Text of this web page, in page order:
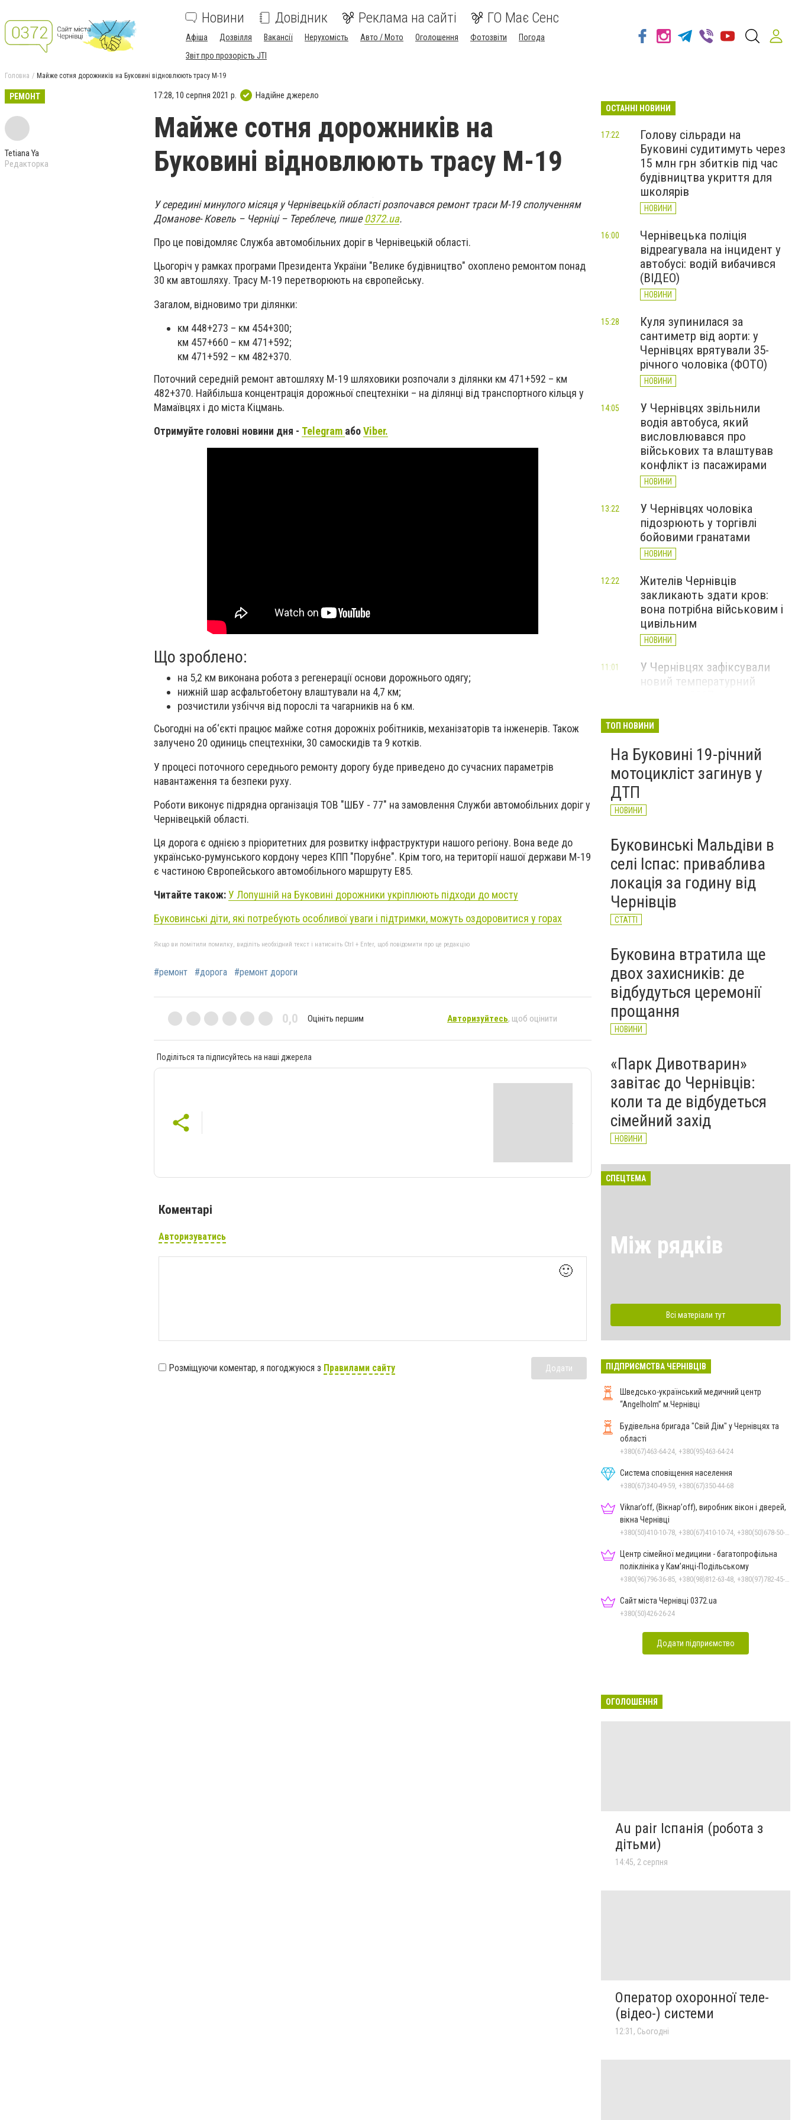
Новини Довідник Реклама на сайті ГО Має Сенс
Афіша Дозвілля Вакансії Нерухомість Авто / Мото Оголошення Фотозвіти
Погода
Звіт про прозорість JTI
Головна Майже сотня дорожників на Буковині відновлюють трасу М-19
РЕМОНТ
Tetiana Ya
Редакторка
17:28, 10 серпня 2021 р. Надійне джерело
Майже сотня дорожників на
Буковині відновлюють трасу М-19
У середині минулого місяця у Чернівецькій області розпочався ремонт траси М-19 сполученням
Доманове- Ковель – Черніці – Тереблече, пише0372.ua.
Про це повідомляє Служба автомобільних доріг в Чернівецькій області.
Цьогоріч у рамках програми Президента України "Велике будівництво" охоплено ремонтом понад
30 км автошляху. Трасу М-19 перетворюють на європейську.
Загалом, відновимо три ділянки:
км 448+273 – км 454+300;
км 457+660 – км 471+592;
км 471+592 – км 482+370.
Поточний середній ремонт автошляху М-19 шляховики розпочали з ділянки км 471+592 – км
482+370. Найбільша концентрація дорожньої спецтехніки – на ділянці від транспортного кільця у
Мамаївцях і до міста Кіцмань.
Отримуйте головні новини дня - Telegram абоViber.
Що зроблено:
на 5,2 км виконана робота з регенерації основи дорожнього одягу;
нижній шар асфальтобетону влаштували на 4,7 км;
розчистили узбіччя від порослі та чагарників на 6 км.
Сьогодні на об‘єкті працює майже сотня дорожніх робітників, механізаторів та інженерів. Також
залучено 20 одиниць спецтехніки, 30 самоскидів та 9 котків.
У процесі поточного середнього ремонту дорогу буде приведено до сучасних параметрів
навантаження та безпеки руху.
Роботи виконує підрядна організація ТОВ "ШБУ - 77" на замовлення Служби автомобільних доріг у
Чернівецькій області.
Ця дорога є однією з пріоритетних для розвитку інфраструктури нашого регіону. Вона веде до
українсько-румунського кордону через КПП "Порубне". Крім того, на території нашої держави М-19
є частиною Європейського автомобільного маршруту Е85.
Читайте також:У Лопушній на Буковині дорожники укріплюють підходи до мосту
Буковинські діти, які потребують особливої уваги і підтримки, можуть оздоровитися у горах
Якщо ви помітили помилку, виділіть необхідний текст і натисніть Ctrl + Enter, щоб повідомити про це редакцію
#ремонт #дорога #ремонт дороги
0,0 Оцініть першим Авторизуйтесь, щоб оцінити
Поділіться та підписуйтесь на наші джерела
Коментарі
Авторизуватись
🙂
Розміщуючи коментар, я погоджуюся з Правилами сайту Додати
ОСТАННІ НОВИНИ
Голову сільради на
Буковині судитимуть через
15 млн грн збитків під час
будівництва укриття для
школярів
НОВИНИ
17:22
Чернівецька поліція
відреагувала на інцидент у
автобусі: водій вибачився
(ВІДЕО)
НОВИНИ
16:00
Куля зупинилася за
сантиметр від аорти: у
Чернівцях врятували 35-
річного чоловіка (ФОТО)
НОВИНИ
15:28
У Чернівцях звільнили
водія автобуса, який
висловлювався про
військових та влаштував
конфлікт із пасажирами
НОВИНИ
14:05
У Чернівцях чоловіка
підозрюють у торгівлі
бойовими гранатами
НОВИНИ
13:22
Жителів Чернівців
закликають здати кров:
вона потрібна військовим і
цивільним
НОВИНИ
12:22
У Чернівцях зафіксували
новий температурний
11:01
області обмежили рух
великовагового транспорту
НОВИНИ
ТОП НОВИНИ
На Буковині 19-річний
мотоцикліст загинув у
ДТП
НОВИНИ
Буковинські Мальдіви в
селі Іспас: приваблива
локація за годину від
Чернівців
СТАТТІ
Буковина втратила ще
двох захисників: де
відбудуться церемонії
прощання
НОВИНИ
«Парк Дивотварин»
завітає до Чернівців:
коли та де відбудеться
сімейний захід
НОВИНИ
СПЕЦТЕМА
Між рядків
Всі матеріали тут
ПІДПРИЄМСТВА ЧЕРНІВЦІВ
Шведсько-український медичний центр
“Angelholm” м.Чернівці
Будівельна бригада "Свій Дім" у Чернівцях та
області
+380(67)463-64-24, +380(95)463-64-24
Система сповіщення населення
+380(67)340-49-59, +380(67)350-44-68
Viknar’off, (Вікнар’off), виробник вікон і дверей,
вікна Чернівці
Центр сімейної медицини - багатопрофільна
поліклініка у Кам’янці-Подільському
Сайт міста Чернівці 0372.ua
+380(50)426-26-24
Додати підприємство
ОГОЛОШЕННЯ
Au pair Іспанія (робота з
дітьми)
14:45, 2 серпня
Оператор охоронної теле-
(відео-) системи
12:31, Сьогодні